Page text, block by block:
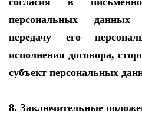
персональных данных
передачу его
исполнения договора,
субъект персональных
8. Заключительные